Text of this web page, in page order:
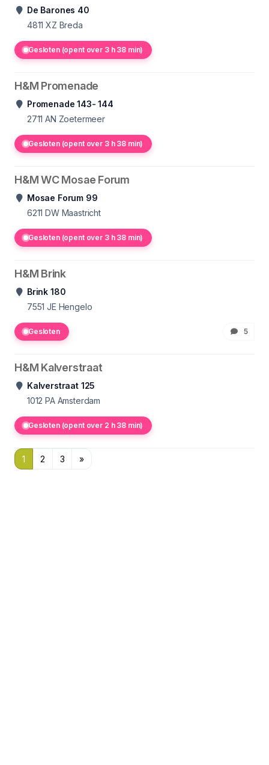
De Barones 40
4811 XZ Breda
Gesloten (opent over 3 h 38 min)
H&M Promenade
Promenade 143- 144
2711 AN Zoetermeer
Gesloten (opent over 3 h 38 min)
H&M WC Mosae Forum
Mosae Forum 99
6211 DW Maastricht
Gesloten (opent over 3 h 38 min)
H&M Brink
Brink 180
7551 JE Hengelo
Gesloten 5
H&M Kalverstraat
Kalverstraat 125
1012 PA Amsterdam
Gesloten (opent over 2 h 38 min)
1 2 3 »